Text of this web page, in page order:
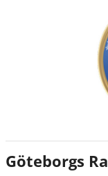
Göteborgs